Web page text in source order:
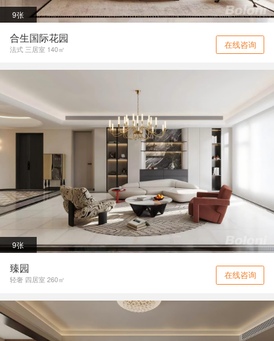
9张
合生国际花园
法式 三居室 140㎡ 在线咨询
9张
臻园
轻奢 四居室 260㎡ 在线咨询